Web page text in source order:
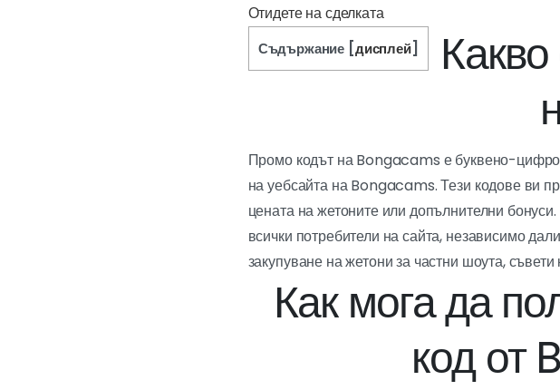
Отидете на сделката
Съдържание дисплей]
Промо кодът на Bongacams е буквено-
на уебсайта на Bongacams. Тези кодове ви
цената на жетоните или допълнителни
всички потребители на сайта, независимо
закупуване на жетони за частни шоута,
Как мога да
код от